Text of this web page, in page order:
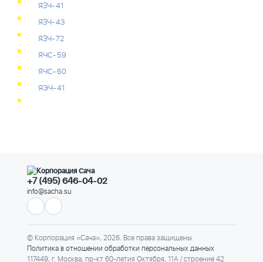
ЯЗЧ-41
ЯЗЧ-43
ЯЗЧ-72
ЯЧС-59
ЯЧС-60
ЯЭЧ-41
+7 (495) 646-04-02
info@sacha.su
© Корпорация «Сача», 2026. Все права защищены.
Политика в отношении обработки персональных данных
117449, г. Москва, пр-кт 60-летия Октября, 11А / строение 42